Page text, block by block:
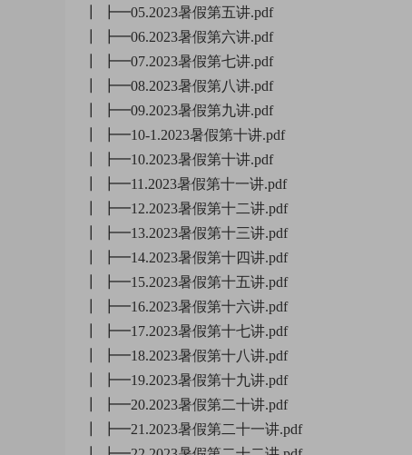
┃ ┣━05.2023暑假第五讲.pdf
┃ ┣━06.2023暑假第六讲.pdf
┃ ┣━07.2023暑假第七讲.pdf
┃ ┣━08.2023暑假第八讲.pdf
┃ ┣━09.2023暑假第九讲.pdf
┃ ┣━10-1.2023暑假第十讲.pdf
┃ ┣━10.2023暑假第十讲.pdf
┃ ┣━11.2023暑假第十一讲.pdf
┃ ┣━12.2023暑假第十二讲.pdf
┃ ┣━13.2023暑假第十三讲.pdf
┃ ┣━14.2023暑假第十四讲.pdf
┃ ┣━15.2023暑假第十五讲.pdf
┃ ┣━16.2023暑假第十六讲.pdf
┃ ┣━17.2023暑假第十七讲.pdf
┃ ┣━18.2023暑假第十八讲.pdf
┃ ┣━19.2023暑假第十九讲.pdf
┃ ┣━20.2023暑假第二十讲.pdf
┃ ┣━21.2023暑假第二十一讲.pdf